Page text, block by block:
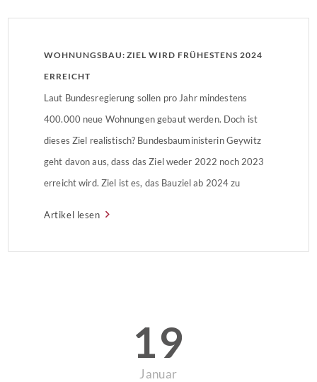
WOHNUNGSBAU: ZIEL WIRD FRÜHESTENS 2024
ERREICHT
Laut Bundesregierung sollen pro Jahr mindestens
400.000 neue Wohnungen gebaut werden. Doch ist
dieses Ziel realistisch? Bundesbauministerin Geywitz
geht davon aus, dass das Ziel weder 2022 noch 2023
erreicht wird. Ziel ist es, das Bauziel ab 2024 zu
Artikel lesen
19
Januar